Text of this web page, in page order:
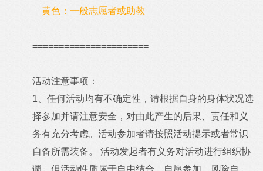
黄色：一般志愿者或助教
======================
活动注意事项：
1、任何活动均有不确定性，请根据自身的身体状况选
择参加并请注意安全，对由此产生的后果、责任和义
务有充分考虑。活动参加者请按照活动提示或者常识
自备所需装备。 活动发起者有义务对活动进行组织协
调，但活动性质属于自由结合、自愿参加、风险自